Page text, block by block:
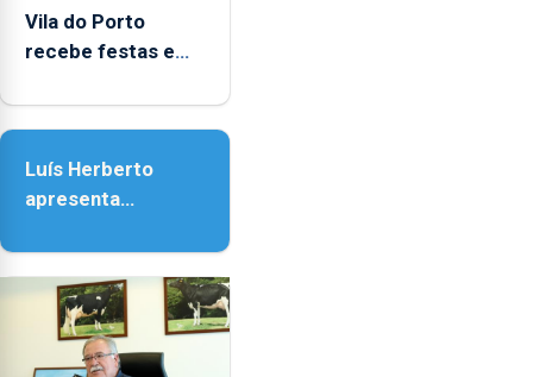
entre
as
e
as
18h00.
Vila do Porto
recebe festas em
Senhora da
Luís Herberto
apresenta
Paisagem’